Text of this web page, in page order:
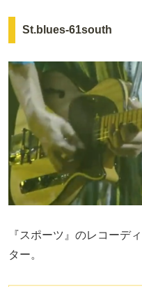
St.blues-61south
『スポーツ』のレコーデ
ター。